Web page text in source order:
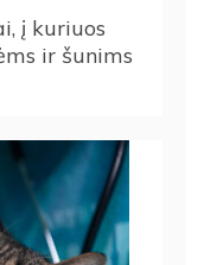
į kuriuos
ir šunims